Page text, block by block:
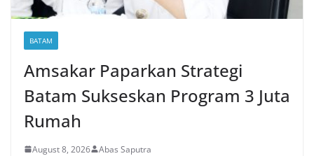
BATAM
Amsakar Paparkan Strategi
Batam Sukseskan Program 3 Juta
Rumah
August 8, 2026 Abas Saputra